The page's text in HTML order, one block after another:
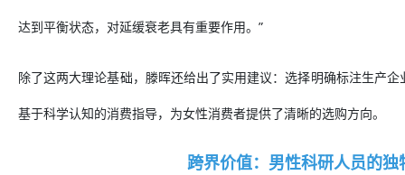
达到平衡状态，对延缓衰老具有重要作用。”
除了这两大理论基础，滕晖还给出了实用建议：选择明确标注生产
基于科学认知的消费指导，为女性消费者提供了清晰的选购方向。
跨界价值：男性科研人员的独